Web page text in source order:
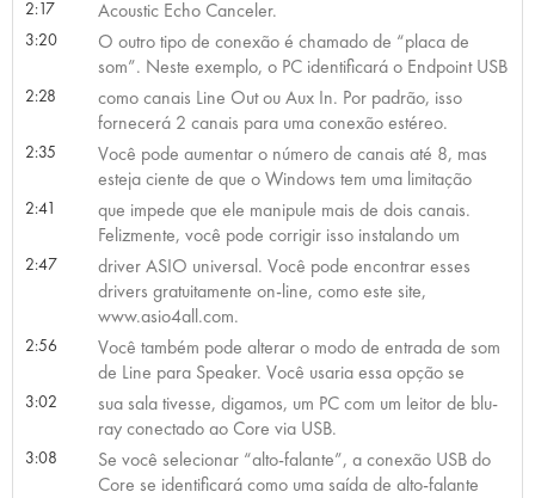
2:17 Acoustic Echo Canceler.
3:20
O outro tipo de conexão é chamado de “placa de
som”. Neste exemplo, o PC identificará o Endpoint USB
2:28
como canais Line Out ou Aux In. Por padrão, isso
fornecerá 2 canais para uma conexão estéreo.
2:35
Você pode aumentar o número de canais até 8, mas
esteja ciente de que o Windows tem uma limitação
2:41
que impede que ele manipule mais de dois canais.
Felizmente, você pode corrigir isso instalando um
2:47
driver ASIO universal. Você pode encontrar esses
drivers gratuitamente on-line, como este site,
www.asio4all.com.
2:56
Você também pode alterar o modo de entrada de som
de Line para Speaker. Você usaria essa opção se
3:02
sua sala tivesse, digamos, um PC com um leitor de blu-
ray conectado ao Core via USB.
3:08
Se você selecionar “alto-falante”, a conexão USB do
Core se identificará como uma saída de alto-falante